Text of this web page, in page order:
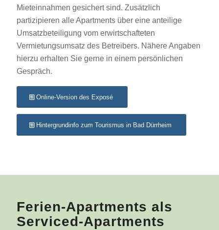
Mieteinnahmen gesichert sind. Zusätzlich
partizipieren alle Apartments über eine anteilige
Umsatzbeteiligung vom erwirtschafteten
Vermietungsumsatz des Betreibers. Nähere Angaben
hierzu erhalten Sie gerne in einem persönlichen
Gespräch.
Online-Version des Exposé
Hintergrundinfo zum Tourismus in Bad Dürrheim
Ferien-Apartments als
Serviced-Apartments